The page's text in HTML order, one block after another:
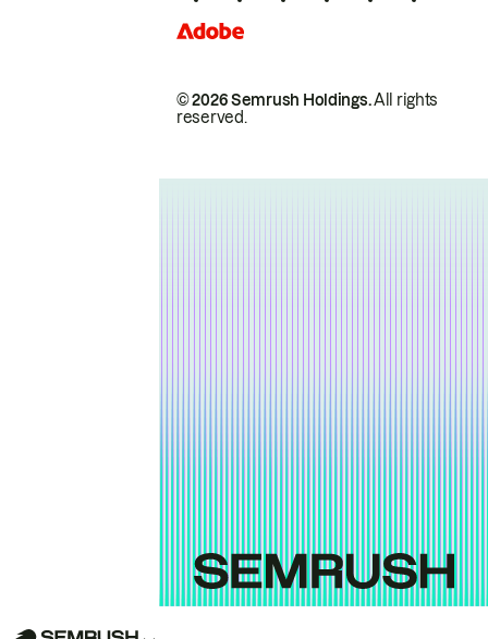
© 2026 Semrush Holdings.All rights
reserved.